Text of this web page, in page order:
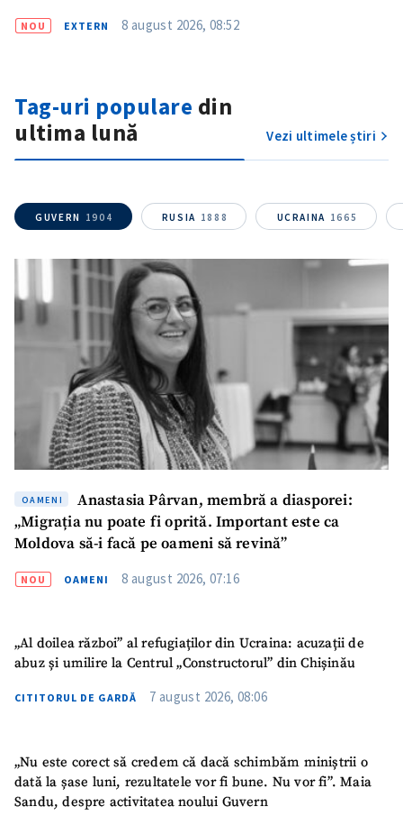
SUSȚINE
NOU EXTERN 8 august 2026, 08:52
Tag-uri populare din
ultima lună
Vezi ultimele știri
GUVERN 1904 RUSIA 1888 UCRAINA 1665
OAMENI
Anastasia Pârvan, membră a diasporei:
„Migrația nu poate fi oprită. Important este ca
Moldova să-i facă pe oameni să revină”
NOU OAMENI 8 august 2026, 07:16
„Al doilea război” al refugiaților din Ucraina: acuzații de
abuz și umilire la Centrul „Constructorul” din Chișinău
CITITORUL DE GARDĂ 7 august 2026, 08:06
„Nu este corect să credem că dacă schimbăm miniștrii o
dată la șase luni, rezultatele vor fi bune. Nu vor fi”. Maia
Sandu, despre activitatea noului Guvern